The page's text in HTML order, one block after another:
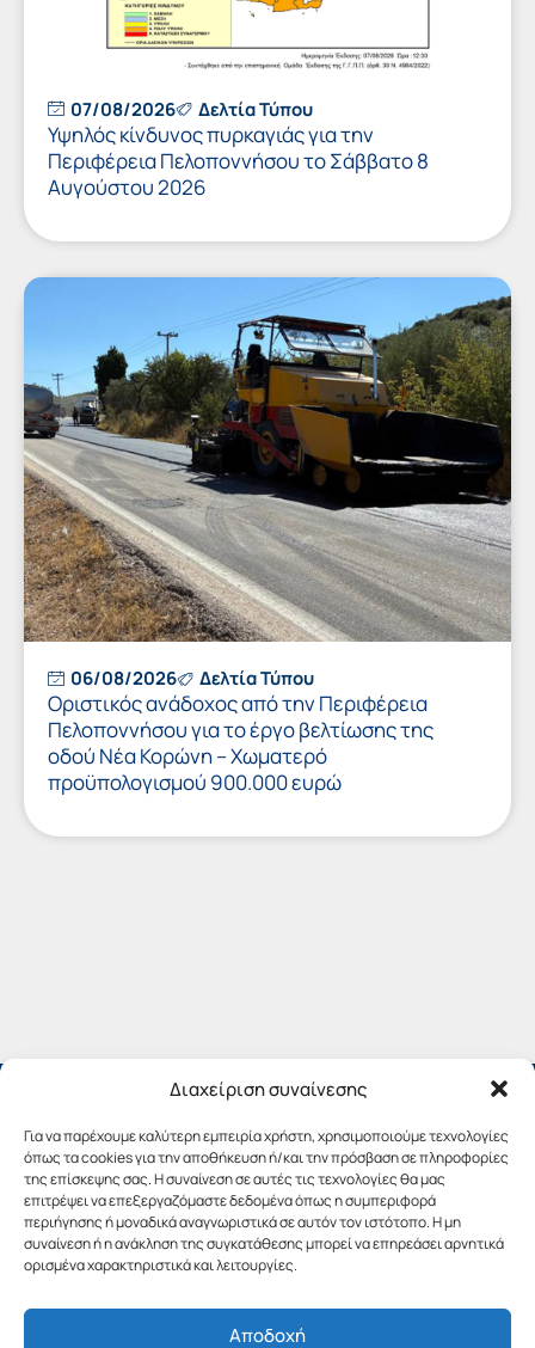
Διαχείριση συναίνεσης
Για να παρέχουμε καλύτερη εμπειρία χρήστη, χρησιμοποιούμε τεχνολογίες
όπως τα cookies για την αποθήκευση ή/και την πρόσβαση σε πληροφορίες
της επίσκεψης σας. Η συναίνεση σε αυτές τις τεχνολογίες θα μας
επιτρέψει να επεξεργαζόμαστε δεδομένα όπως η συμπεριφορά
περιήγησης ή μοναδικά αναγνωριστικά σε αυτόν τον ιστότοπο. Η μη
συναίνεση ή η ανάκληση της συγκατάθεσης μπορεί να επηρεάσει αρνητικά
ορισμένα χαρακτηριστικά και λειτουργίες.
Αποδοχή
07/08/2026 Δελτία Τύπου
Υψηλός κίνδυνος πυρκαγιάς για την
Περιφέρεια Πελοποννήσου το Σάββατο 8
Αυγούστου 2026
06/08/2026 Δελτία Τύπου
Οριστικός ανάδοχος από την Περιφέρεια
Πελοποννήσου για το έργο βελτίωσης της
οδού Νέα Κορώνη – Χωματερό
προϋπολογισμού 900.000 ευρώ